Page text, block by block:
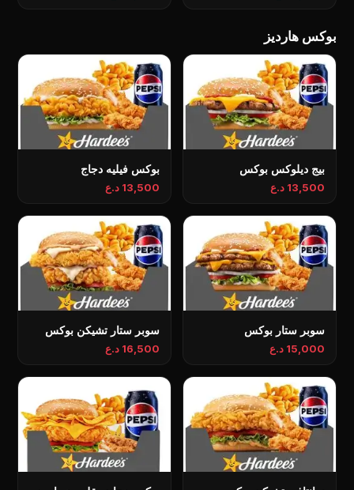
بوکس هاردیز
بیج دیلوکس بوکس
13,500 د.ع
بوکس فیلیە دجاج
13,500 د.ع
سوبر ستار بوکس
15,000 د.ع
سوبر ستار تشیکن بوکس
16,500 د.ع